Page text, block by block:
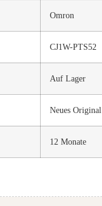
Omron
CJ1W-PTS52
Auf Lager
Neues Original
12 Monate